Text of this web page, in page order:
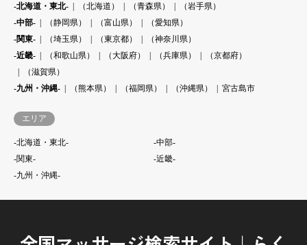
-北海道・東北- （北海道） （青森県）
（岩手県）
-中部-
（静岡県） （富山県）
（愛知県）
-関東-
（埼玉県） （東京都）
（神奈川県）
-近畿-
（和歌山県） （大阪府） （兵庫県）
（京都府）
（滋賀県）
-九州・沖縄-
（熊本県） （福岡県） （沖縄県） 宮古島市
エリア
-北海道・東北-
-中部-
-関東-
-近畿-
-九州・沖縄-